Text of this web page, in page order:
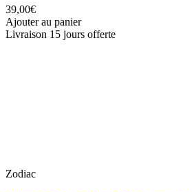
39,00€
Ajouter au panier
Livraison 15 jours offerte
Zodiac